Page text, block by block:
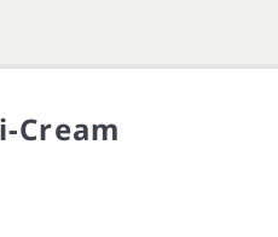
Cream